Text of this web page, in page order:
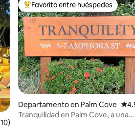
promedio: 5 de 5; 10 evaluaciones
De los mejores en Favorito entre
Favorito entre huéspedes
Departamento en Palm Cove
Tranquilidad en Palm Cove, a una